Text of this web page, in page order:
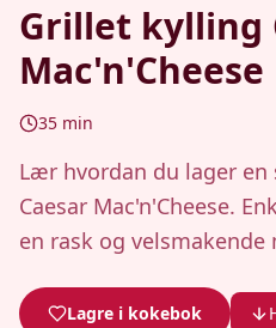
Grillet kylling
Mac'n'Cheese
35 min
Lær hvordan du lager
Caesar Mac'n'Cheese.
en rask og
Lagre i kokebok